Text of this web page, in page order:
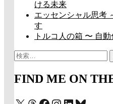
ける未来
エッセンシャル思考
す
トルコ人の箱 〜 自
検
FIND ME ON